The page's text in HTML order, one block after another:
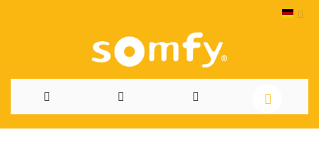
Direkt